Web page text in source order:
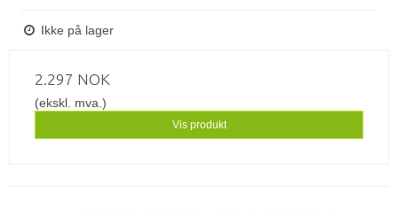
Ikke på lager
2.297 NOK
(ekskl. mva.)
Vis produkt